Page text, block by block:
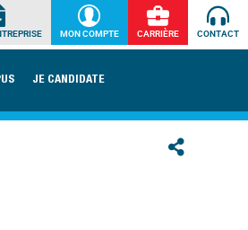
MON COMPTE CARRIÈRE CONTACT
JE CANDIDATE